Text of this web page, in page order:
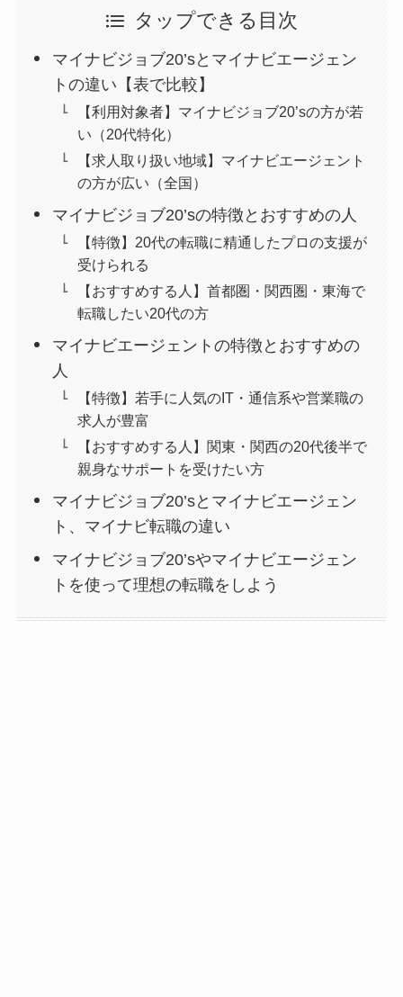
タップできる目次
マイナビジョブ20’sとマイナビエージェン
トの違い【表で比較】
【利用対象者】マイナビジョブ20’sの方が若
い（20代特化）
【求人取り扱い地域】マイナビエージェント
の方が広い（全国）
マイナビジョブ20’sの特徴とおすすめの人
【特徴】20代の転職に精通したプロの支援が
受けられる
【おすすめする人】首都圏・関西圏・東海で
転職したい20代の方
マイナビエージェントの特徴とおすすめの
人
【特徴】若手に人気のIT・通信系や営業職の
求人が豊富
【おすすめする人】関東・関西の20代後半で
親身なサポートを受けたい方
マイナビジョブ20’sとマイナビエージェン
ト、マイナビ転職の違い
マイナビジョブ20’sやマイナビエージェン
トを使って理想の転職をしよう